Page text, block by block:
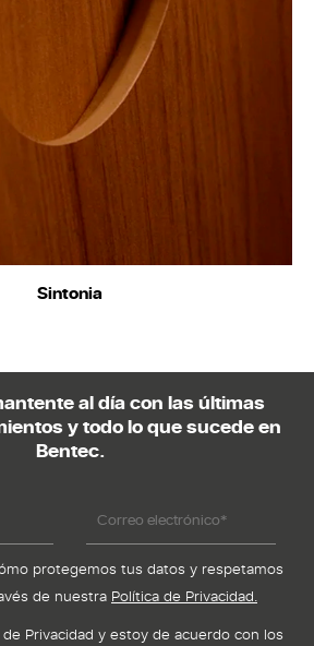
Sintonia
al día con las últimas
y todo lo que sucede en
Bentec.
protegemos tus datos y respetamos
de nuestra Política de Privacidad.
Privacidad y estoy de acuerdo con los